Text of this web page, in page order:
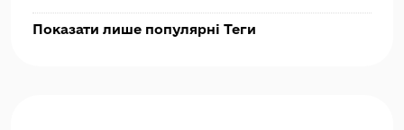
Показати лише популярні Теги